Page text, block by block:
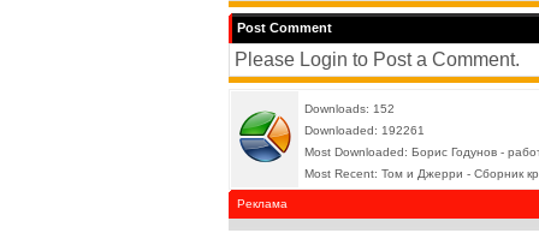
Post Comment
Please Login to Post a Comment.
Downloads: 152
Downloaded: 192261
Most Downloaded: Борис Годунов -
Most Recent: Том и Джерри - Сборник
Реклама